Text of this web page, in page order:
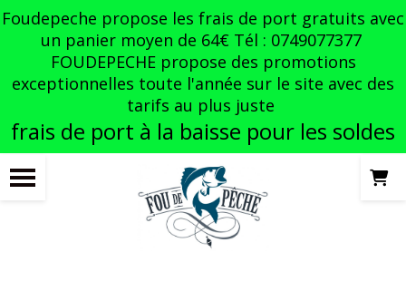
Foudepeche propose les frais de port gratuits avec
un panier moyen de 64€ Tél : 0749077377
FOUDEPECHE propose des promotions
exceptionnelles toute l'année sur le site avec des
tarifs au plus juste
frais de port à la baisse pour les soldes